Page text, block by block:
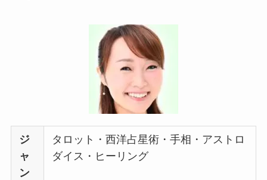
ジ
ャ
ン
タロット・西洋占星術・手相・アストロ
ダイス・ヒーリング